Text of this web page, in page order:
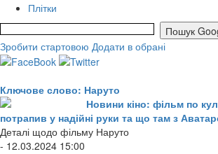
Плітки
Зробити стартовою Додати в обрані
Ключове слово: Наруто
Новини кіно: фільм по
потрапив у надійні руки та що там з
Деталі щодо фільму Наруто
- 12.03.2024 15:00